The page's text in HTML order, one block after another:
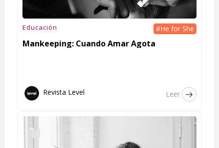
Educación #He for She
Mankeeping: Cuando Amar Agota
Revista Level Leer